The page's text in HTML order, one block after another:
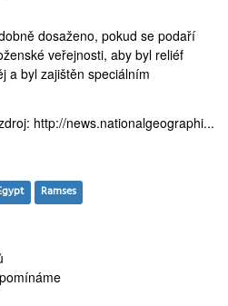
dosaženo, pokud se podaří
veřejnosti, aby byl reliéf
a byl zajištěn speciálním
http://news.nationalgeographi...
Ramses